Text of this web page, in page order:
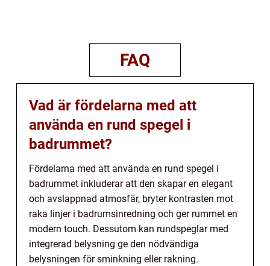
FAQ
Vad är fördelarna med att
använda en rund spegel i
badrummet?
Fördelarna med att använda en rund spegel i
badrummet inkluderar att den skapar en elegant
och avslappnad atmosfär, bryter kontrasten mot
raka linjer i badrumsinredning och ger rummet en
modern touch. Dessutom kan rundspeglar med
integrerad belysning ge den nödvändiga
belysningen för sminkning eller rakning.